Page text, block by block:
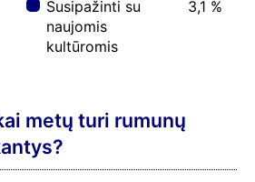
Susipažinti su
naujomis
kultūromis
3,1 %
metų turi rumunų